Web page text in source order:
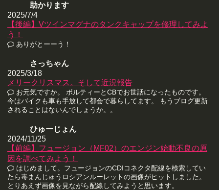
助かります
2025/7/4
【後編】Vツインマグナのタンクキャップを修理してみよ
う！
ありがとーーう！
さっちゃん
2025/3/18
メリークリスマス。そして近況報告
お元気ですか。 ボルティーとCBでお世話になったものです。
今はバイクも車も手放して都会で暮らしてます。 もうブログ更新
されることはないんでしょうか。。
ひゅーじょん
2024/11/25
【前編】フュージョン（MF02）のエンジン始動不良の原
因を調べてみよう！
はじめまして。フュージョンのCDIコネクタ配線を検索してい
たら毒まんじゅうロシアンルーレットの画像がヒットしました。
とりあえず画像を見ながら配線してみようと思います。